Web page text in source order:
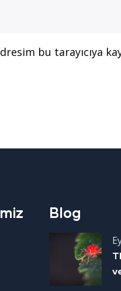
bu tarayıcıya
Blog